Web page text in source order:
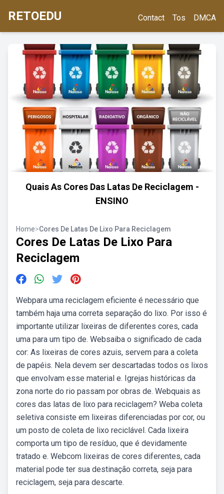
RETOEDU Contact Tos DMCA
Quais As Cores Das Latas De Reciclagem -
ENSINO
Home>Cores De Latas De Lixo Para Reciclagem
Cores De Latas De Lixo Para
Reciclagem
Webpara uma reciclagem eficiente é necessário que
também haja uma correta separação do lixo. Por isso é
importante utilizar lixeiras de diferentes cores, cada
uma para um tipo de. Websaiba o significado de cada
cor: As lixeiras de cores azuis, servem para a coleta
de papéis. Nela devem ser descartadas todos os lixos
que envolvam esse material e. Igrejas históricas da
zona norte do rio passam por obras de. Webquais as
cores das latas de lixo para reciclagem? Weba coleta
seletiva consiste em lixeiras diferenciadas por cor, ou
um posto de coleta de lixo reciclável. Cada lixeira
comporta um tipo de resíduo, que é devidamente
tratado e. Webcom lixeiras de cores diferentes, cada
material pode ter sua destinação correta, seja para
reciclagem, seja para descarte.